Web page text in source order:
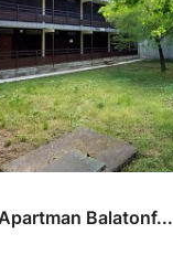
Balatonf...